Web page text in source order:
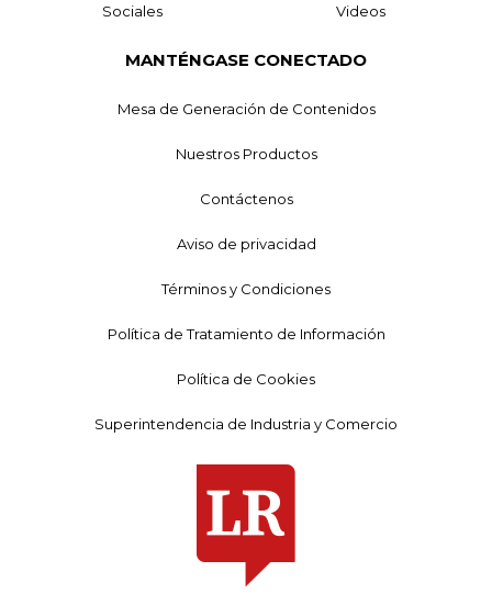
Sociales Videos
MANTÉNGASE CONECTADO
Mesa de Generación de Contenidos
Nuestros Productos
Contáctenos
Aviso de privacidad
Términos y Condiciones
Política de Tratamiento de Información
Política de Cookies
Superintendencia de Industria y Comercio